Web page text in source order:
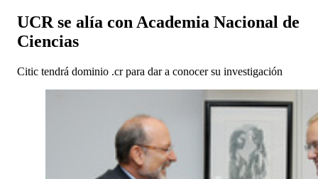
UCR se alía con Academia Nacional de
Ciencias
Citic tendrá dominio .cr para dar a conocer su investigación